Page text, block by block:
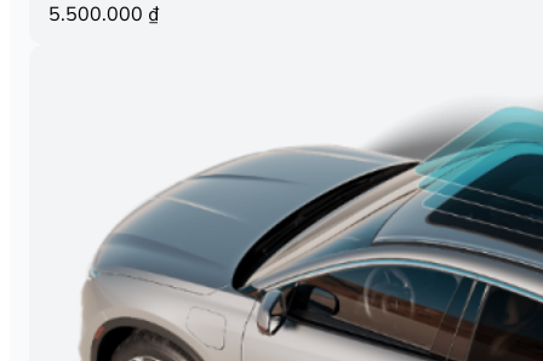
5.500.000 ₫